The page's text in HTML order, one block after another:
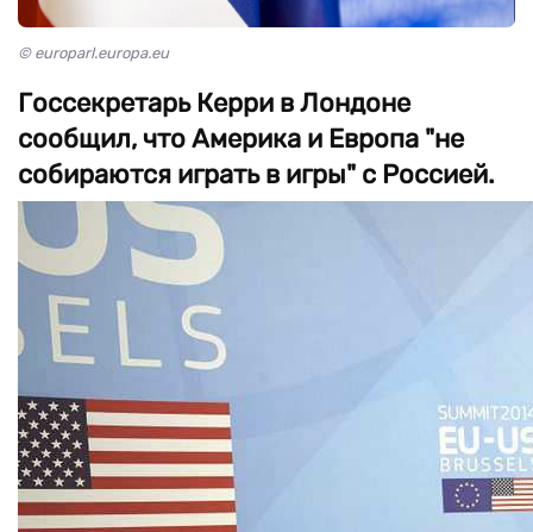
© europarl.europa.eu
Госсекретарь Керри в Лондоне
сообщил, что Америка и Европа "не
собираются играть в игры" с Россией.